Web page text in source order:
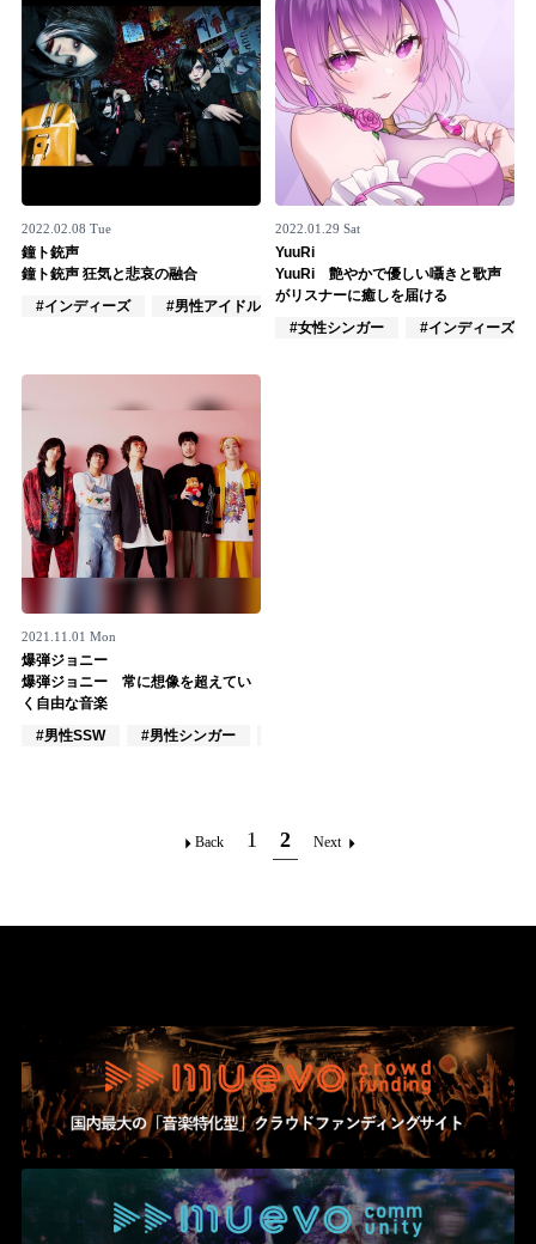
2022.02.08 Tue
鐘ト銃声
鐘ト銃声 狂気と悲哀の融合
#インディーズ
#男性アイドル #男性バンド
2022.01.29 Sat
YuuRi
YuuRi 艶やかで優しい囁きと歌声
がリスナーに癒しを届ける
#女性シンガー
#インディーズ
2021.11.01 Mon
爆弾ジョニー
爆弾ジョニー 常に想像を超えてい
く自由な音楽
#男性SSW
#男性シンガー
Back 1 2 Next